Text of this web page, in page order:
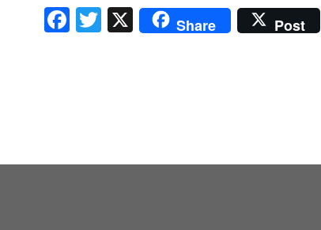
Facebook
Twitter
X Share Post